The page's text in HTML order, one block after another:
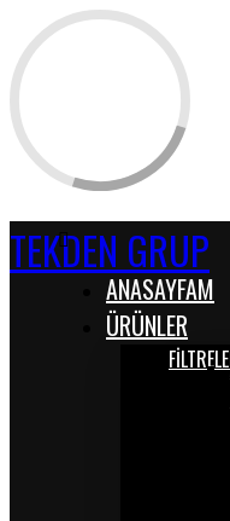
TEKDEN GRUP
ANASAYFAM
ÜRÜNLER